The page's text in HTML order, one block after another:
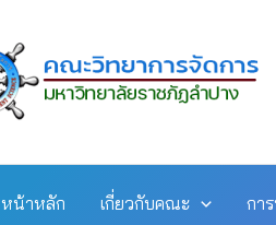
หน้าหลัก เกี่ยวกับคณะ กา